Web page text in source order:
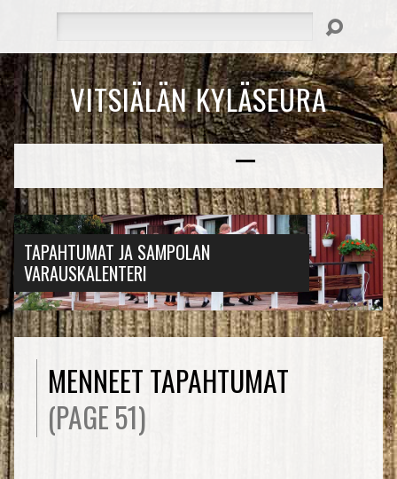
VITSIÄLÄN KYLÄSEURA
TAPAHTUMAT JA SAMPOLAN
VARAUSKALENTERI
MENNEET TAPAHTUMAT
(PAGE 51)